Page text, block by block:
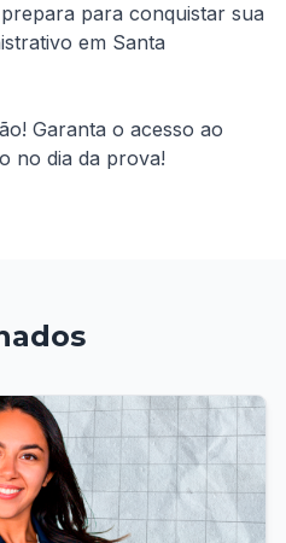
para conquistar sua
em Santa
Garanta o acesso ao
no dia da prova!